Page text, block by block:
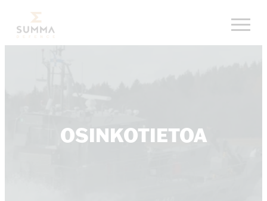
suoraan
sisältöön
Summa Defence, etusivu
OSINKOTIETOA